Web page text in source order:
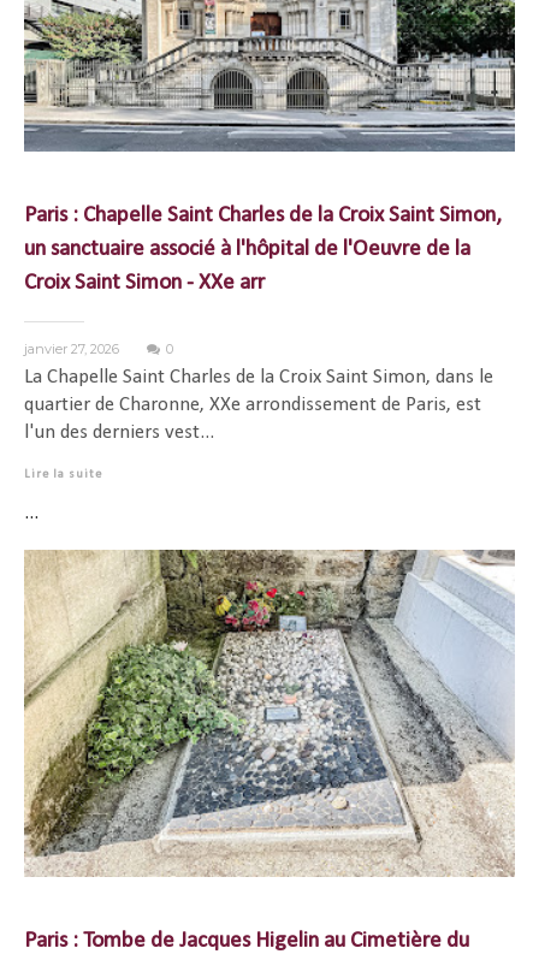
Paris : Chapelle Saint Charles de la Croix Saint Simon,
un sanctuaire associé à l'hôpital de l'Oeuvre de la
Croix Saint Simon - XXe arr
janvier 27, 2026 0
La Chapelle Saint Charles de la Croix Saint Simon, dans le
quartier de Charonne, XXe arrondissement de Paris, est
l'un des derniers vest...
Lire la suite
...
Paris : Tombe de Jacques Higelin au Cimetière du